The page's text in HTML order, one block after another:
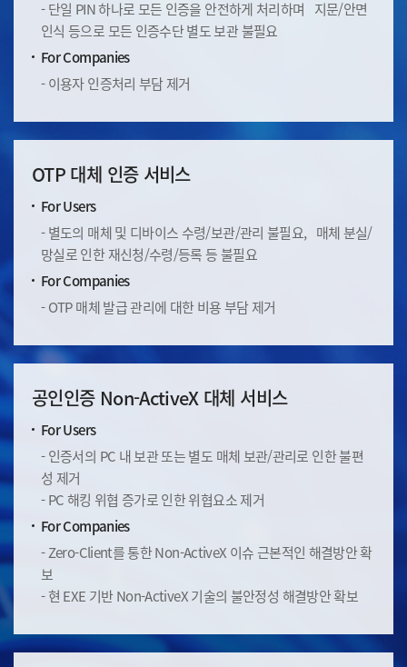
- 단일 PIN 하나로 모든 인증을 안전하게 처리하며 지문/안면
인식 등으로 모든 인증수단 별도 보관 불필요
For Companies
- 이용자 인증처리 부담 제거
OTP 대체 인증 서비스
For Users
- 별도의 매체 및 디바이스 수령/보관/관리 불필요, 매체 분실/
망실로 인한 재신청/수령/등록 등 불필요
For Companies
- OTP 매체 발급 관리에 대한 비용 부담 제거
공인인증 Non-ActiveX 대체 서비스
For Users
- 인증서의 PC 내 보관 또는 별도 매체 보관/관리로 인한 불편
성 제거
- PC 해킹 위협 증가로 인한 위협요소 제거
For Companies
- Zero-Client를 통한 Non-ActiveX 이슈 근본적인 해결방안 확
보
- 현 EXE 기반 Non-ActiveX 기술의 불안정성 해결방안 확보